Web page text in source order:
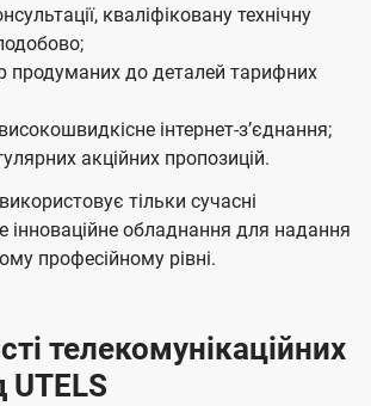
кваліфіковану технічну
продуманих до деталей тарифних
інтернет-зʼєднання;
акційних пропозицій.
тільки сучасні
інноваційне обладнання для надання
професійному рівні.
телекомунікаційних
UTELS